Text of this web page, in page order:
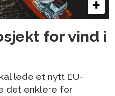
for vind i
lede et nytt EU-
det enklere for